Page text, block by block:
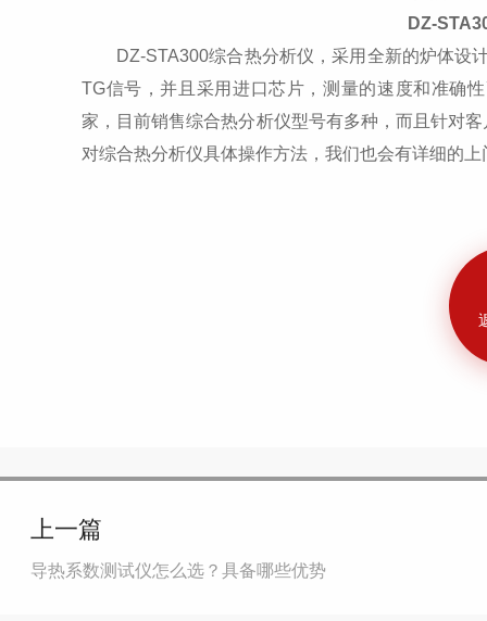
DZ-
DZ-STA300综合热分析仪，采用全新的炉体设
TG信号，并且采用进口芯片，测量的速度和准确
家，目前销售综合热分析仪型号有多种，而且针对
对综合热分析仪具体操作方法，我们也会有详细的
上一篇
导热系数测试仪怎么选？具备哪些优势